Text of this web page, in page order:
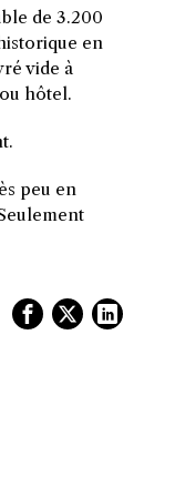
de 3.200
en
vide à
hôtel.
peu en